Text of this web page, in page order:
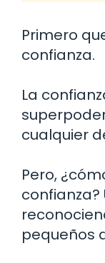
Primero
confianza.
La
cualquier
Pero,
pequeños